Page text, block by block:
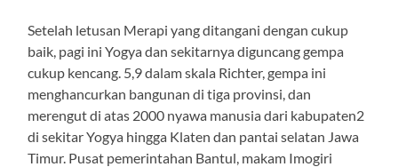
Setelah letusan Merapi yang ditangani dengan cukup
baik, pagi ini Yogya dan sekitarnya diguncang gempa
cukup kencang. 5,9 dalam skala Richter, gempa ini
menghancurkan bangunan di tiga provinsi, dan
merengut di atas 2000 nyawa manusia dari kabupaten2
di sekitar Yogya hingga Klaten dan pantai selatan Jawa
Timur. Pusat pemerintahan Bantul, makam Imogiri